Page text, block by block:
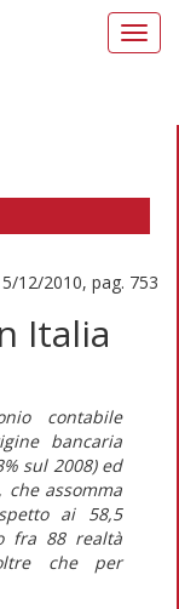
12/2010, pag. 753
Italia
contabile
bancaria
sul 2008) ed
che assomma
ai 58,5
fra 88 realtà
che per